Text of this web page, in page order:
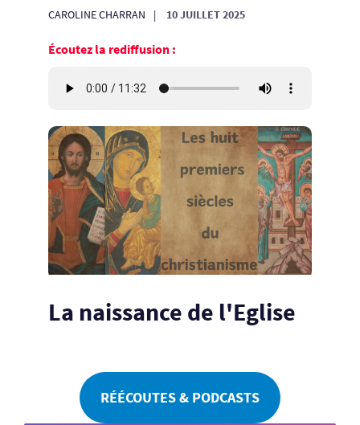
CAROLINE CHARRAN 10 JUILLET 2025
Écoutez la rediffusion :
La naissance de l'Eglise
RÉÉCOUTES & PODCASTS